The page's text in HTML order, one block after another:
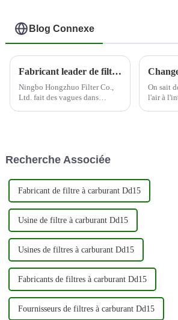
Blog Connexe
Fabricant leader de filtres automobiles--Ningbo Hongzhuo
Ningbo Hongzhuo Filter Co.,
Ltd. fait des vagues dans
sur l'innovation et la qualité,...
On sait
l'air à
cabine...
Recherche Associée
Fabricant de filtre à carburant Dd15
Usine de filtre à carburant Dd15
Usines de filtres à carburant Dd15
Fabricants de filtres à carburant Dd15
Fournisseurs de filtres à carburant Dd15